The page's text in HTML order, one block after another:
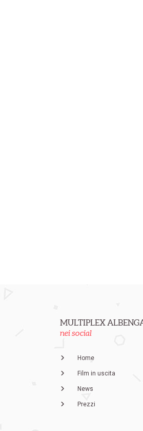
MULTIPLEX
nei social
Home
Film in uscita
News
Prezzi